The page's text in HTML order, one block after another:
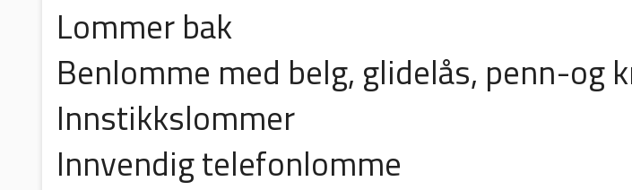
Lommer bak
Benlomme med belg, glidelås, penn-og
Innstikkslommer
Innvendig telefonlomme